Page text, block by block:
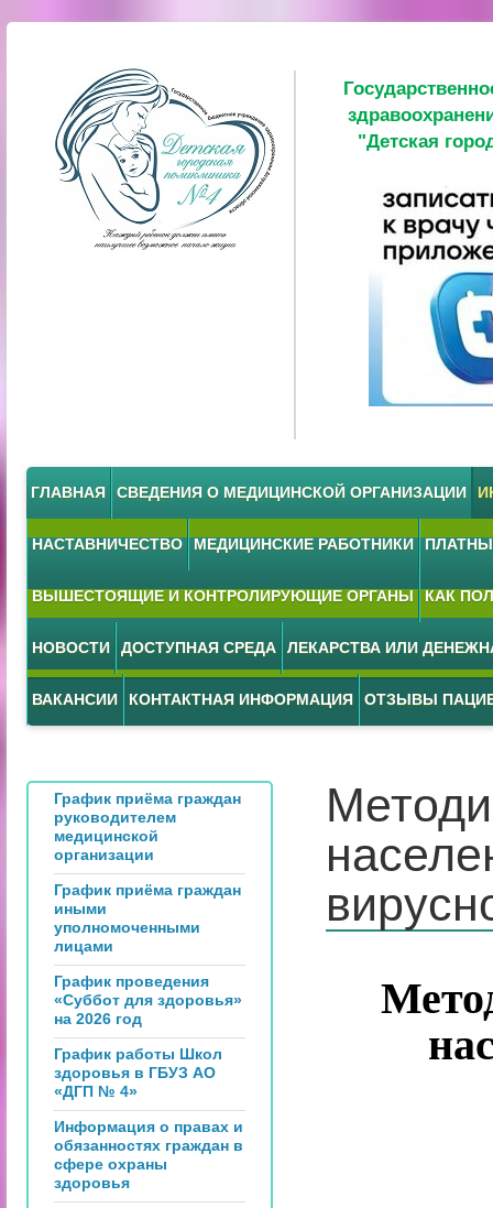
"Детская
ГЛАВНАЯ СВЕДЕНИЯ О МЕДИЦИНСКОЙ ОРГАНИЗАЦИИ
НАСТАВНИЧЕСТВО МЕДИЦИНСКИЕ РАБОТНИКИ
ВЫШЕСТОЯЩИЕ И КОНТРОЛИРУЮЩИЕ ОРГАНЫ КАК
НОВОСТИ ДОСТУПНАЯ СРЕДА ЛЕКАРСТВА ИЛИ
ВАКАНСИИ КОНТАКТНАЯ ИНФОРМАЦИЯ ОТЗЫВЫ
График приёма граждан
руководителем
медицинской
организации
График приёма граждан
иными
уполномоченными
лицами
График проведения
«Суббот для здоровья»
на 2026 год
График работы Школ
здоровья в ГБУЗ АО
«ДГП № 4»
Информация о правах и
обязанностях граждан в
сфере охраны
здоровья